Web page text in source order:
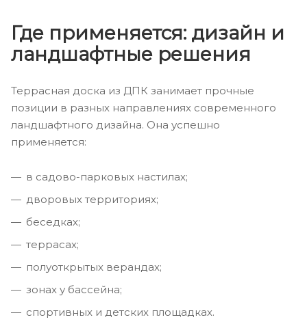
Где применяется: дизайн и
ландшафтные решения
Террасная доска из ДПК занимает прочные
позиции в разных направлениях современного
ландшафтного дизайна. Она успешно
применяется:
в садово-парковых настилах;
дворовых территориях;
беседках;
террасах;
полуоткрытых верандах;
зонах у бассейна;
спортивных и детских площадках.